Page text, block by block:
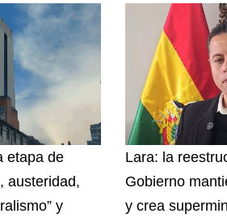
etapa de
austeridad,
y
Lara: la
Gobierno
y crea